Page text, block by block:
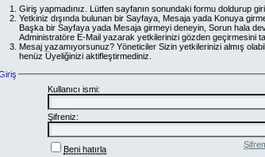
Giriş yapmadınız. Lütfen sayfanın sonundaki formu doldurup
Yetkiniz dışında bulunan bir Sayfaya, Mesaja yada Konuya
Başka bir Sayfaya yada Mesaja girmeyi deneyin, Sorun hala
Administratöre E-Mail yazarak yetkilerinizi gözden geçirmesini
Mesaj yazamıyorsunuz? Yöneticiler Sizin yetkilerinizi almış
henüz Üyeliğinizi aktifleştirmediniz.
Kullanıcı ismi:
Şifreniz:
Beni hatırla